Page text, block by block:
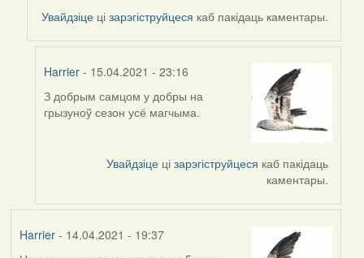
reply
by
Увайдзіце цізарэгіструйцеся каб пакідаць каментары.
Harrier- 15.04.2021 - 23:16
In
reply
З добрым самцом у добры на
грызуноў сезон усё магчыма.
Увайдзіце цізарэгіструйцеся каб пакідаць
каментары.
Harrier- 14.04.2021 - 19:37